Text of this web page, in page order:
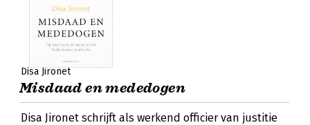
Disa Jironet
Misdaad en mededogen
Disa Jironet schrijft als werkend officier van justitie